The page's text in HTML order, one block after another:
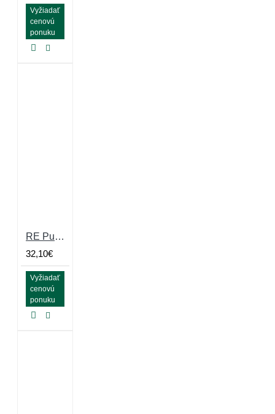
Vyžiadať
cenovú
ponuku
RE Puzzle Large 10% Grey Skates Granulátová 10mm
32,10€
Vyžiadať
cenovú
ponuku